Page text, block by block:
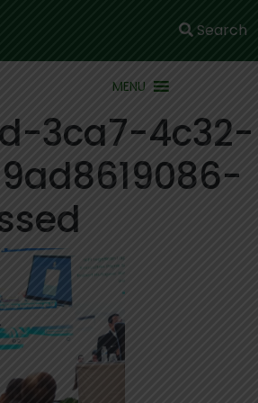
Search
MENU
3ca7-4c32-